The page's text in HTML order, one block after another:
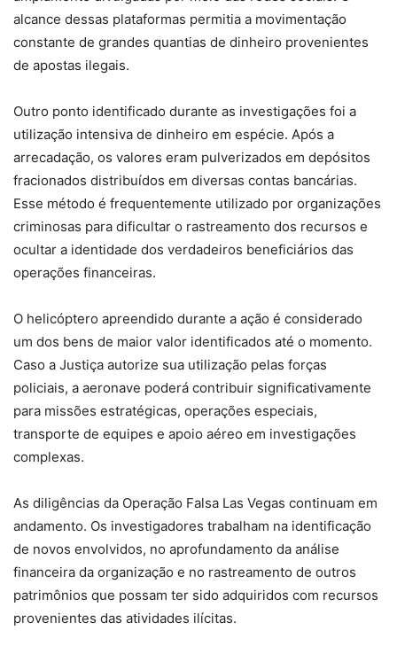
alcance dessas plataformas permitia a movimentação
constante de grandes quantias de dinheiro provenientes
de apostas ilegais.
Outro ponto identificado durante as investigações foi a
utilização intensiva de dinheiro em espécie. Após a
arrecadação, os valores eram pulverizados em depósitos
fracionados distribuídos em diversas contas bancárias.
Esse método é frequentemente utilizado por organizações
criminosas para dificultar o rastreamento dos recursos e
ocultar a identidade dos verdadeiros beneficiários das
operações financeiras.
O helicóptero apreendido durante a ação é considerado
um dos bens de maior valor identificados até o momento.
Caso a Justiça autorize sua utilização pelas forças
policiais, a aeronave poderá contribuir significativamente
para missões estratégicas, operações especiais,
transporte de equipes e apoio aéreo em investigações
complexas.
As diligências da Operação Falsa Las Vegas continuam em
andamento. Os investigadores trabalham na identificação
de novos envolvidos, no aprofundamento da análise
financeira da organização e no rastreamento de outros
patrimônios que possam ter sido adquiridos com recursos
provenientes das atividades ilícitas.